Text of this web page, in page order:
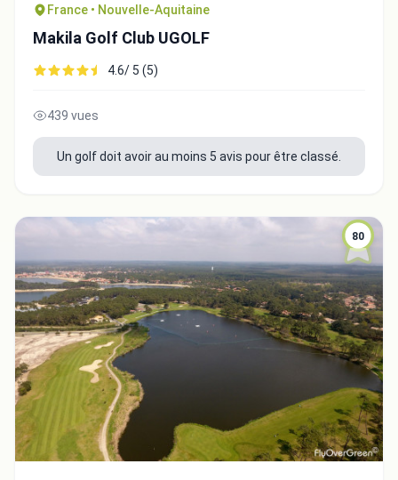
France • Nouvelle-Aquitaine
Makila Golf Club UGOLF
4.6/ 5 (5)
439 vues
Un golf doit avoir au moins 5 avis pour être classé.
80